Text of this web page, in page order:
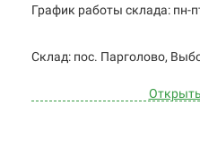
График работы склада: пн-
Cклад: пос. Парголово,